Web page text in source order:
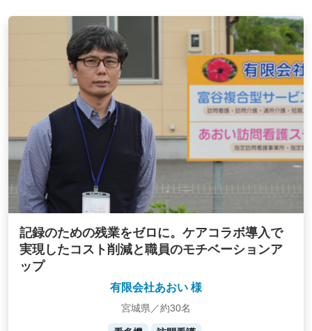
記録のための残業をゼロに。ケアコラボ導入で
実現したコスト削減と職員のモチベーションア
ップ
有限会社あおい 様
宮城県／約30名